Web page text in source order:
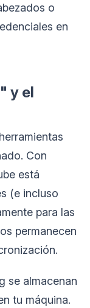
o
en
y el
Con
está
(e incluso
para las
permanecen
se almacenan
tu máquina.